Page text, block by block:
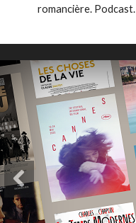
romancière. Podcast.